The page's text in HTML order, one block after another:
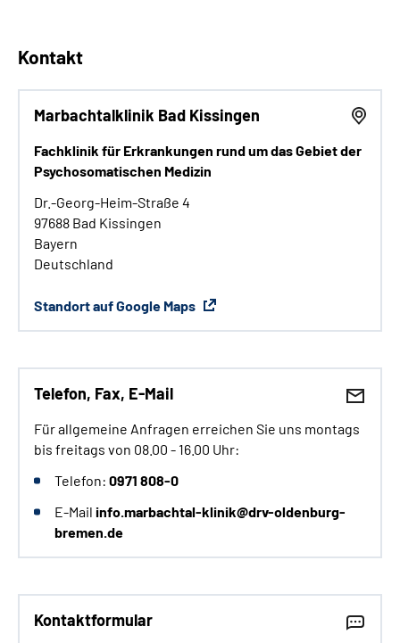
Kontakt
Marbachtalklinik Bad Kissingen
Fachklinik für Erkrankungen rund um das Gebiet der
Psychosomatischen Medizin
Dr.-Georg-Heim-Straße 4
97688 Bad Kissingen
Bayern
Deutschland
Standort auf Google Maps
Telefon, Fax, E-Mail
Für allgemeine Anfragen erreichen Sie uns montags
bis freitags von 08.00 - 16.00 Uhr:
Telefon: 0971 808-0
E-Mail info.marbachtal-klinik@drv-oldenburg-
bremen.de
Kontaktformular